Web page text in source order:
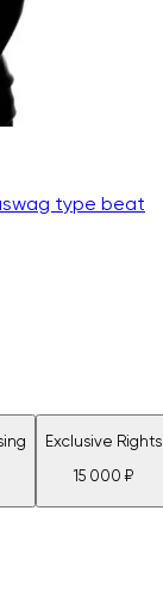
type beat
Exclusive Rights
15 000 ₽